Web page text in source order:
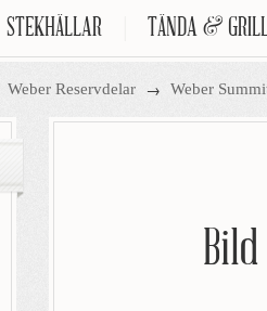
STEKHÄLLAR TÄNDA &
Weber Reservdelar → Weber